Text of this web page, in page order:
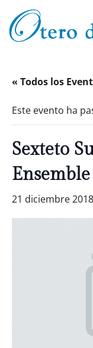
« Todos los
Este evento ha
Sexteto
Ensemble
21 diciembre